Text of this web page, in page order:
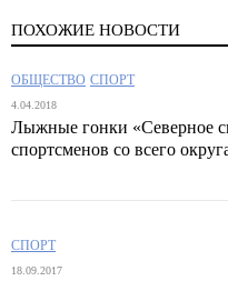
ПОХОЖИЕ НОВОСТИ
ОБЩЕСТВО СПОРТ
4.04.2018
Лыжные гонки «Северное
спортсменов со всего
СПОРТ
18.09.2017